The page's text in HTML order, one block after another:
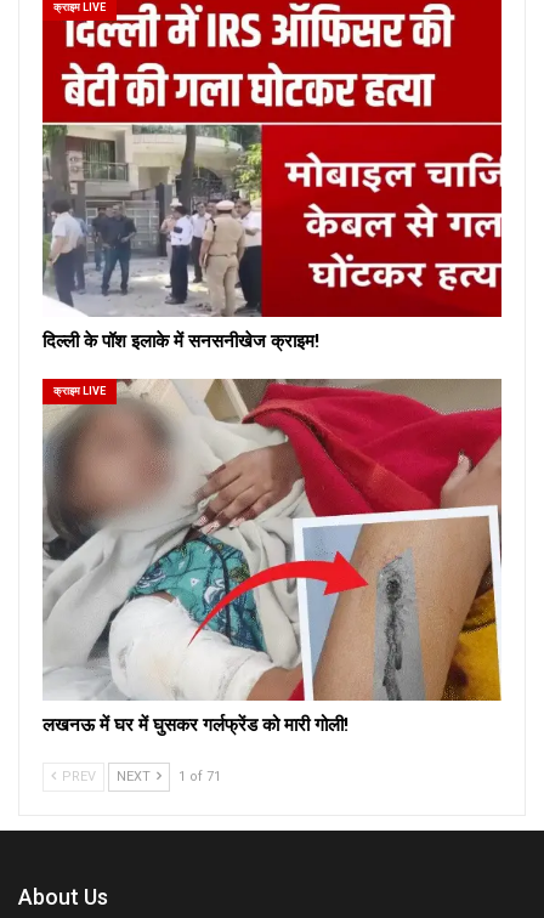
क्राइम LIVE
दिल्ली के पॉश इलाके में सनसनीखेज क्राइम!
क्राइम LIVE
लखनऊ में घर में घुसकर गर्लफ्रेंड को मारी गोली!
PREV NEXT 1 of 71
About Us